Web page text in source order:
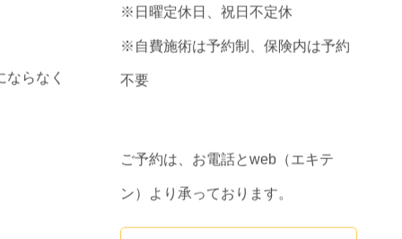
らなく
※日曜定休日、祝日不定休
※自費施術は予約制、保険内は予約
不要
ご予約は、お電話とweb（エキテ
ン）より承っております。